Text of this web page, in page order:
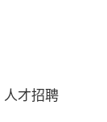
人才招聘